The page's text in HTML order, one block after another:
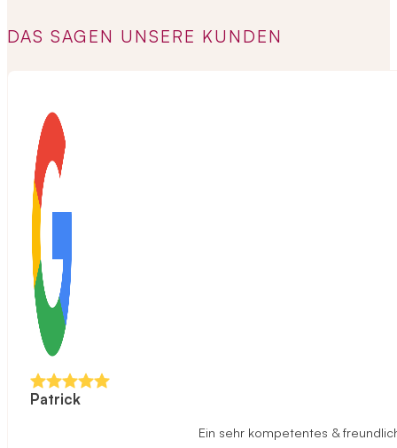
DAS SAGEN UNSERE KUNDEN
Patrick
Ein sehr kompetentes &